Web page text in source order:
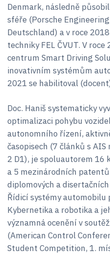
Denmark, následně
sféře (Porsche
Deutschland) a v roce
techniky FEL ČVUT. V
centrum Smart Driving
inovativním systémům
2021 se habilitoval
Doc. Haniš systematicky
optimalizaci pohybu
autonomního řízení,
časopisech (7 článků s
2 D1), je spoluautorem 16
a 5 mezinárodních
diplomových a
Řídicí systémy
Kybernetika a robotika a
významná ocenění v
(American Control
Student Competition, 1.